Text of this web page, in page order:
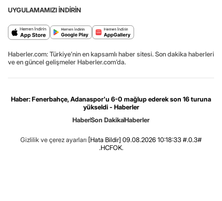
UYGULAMAMIZI İNDİRİN
Haberler.com: Türkiye’nin en kapsamlı haber sitesi. Son dakika haberleri
ve en güncel gelişmeler Haberler.com’da.
Haber: Fenerbahçe, Adanaspor'u 6-0 mağlup ederek son 16 turuna
yükseldi - Haberler
HaberSon DakikaHaberler
Gizlilik ve çerez ayarları [Hata Bildir] 09.08.2026 10:18:33 #.0.3#
.HCFOK.